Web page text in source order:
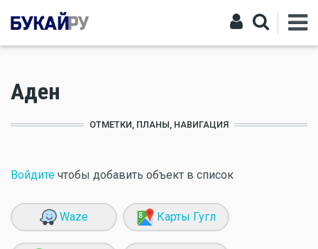
Аден
ОТМЕТКИ, ПЛАНЫ, НАВИГАЦИЯ
Войдите чтобы добавить объект в список
Waze Карты Гугл